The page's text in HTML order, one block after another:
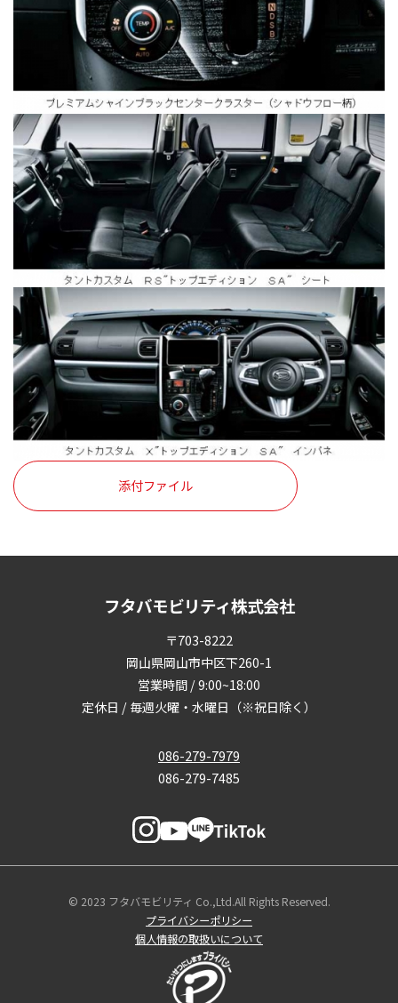
添付ファイル
フタバモビリティ株式会社
〒703-8222
岡山県岡山市中区下260-1
営業時間 / 9:00~18:00
定休日 / 毎週火曜・水曜日（※祝日除く）
086-279-7979
086-279-7485
© 2023 フタバモビリティ Co.,Ltd.All Rights Reserved.
プライバシーポリシー
個人情報の取扱いについて